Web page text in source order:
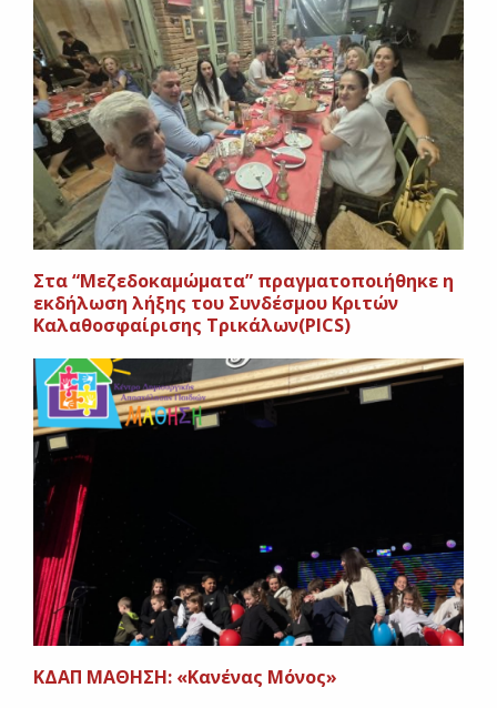
Στα “Μεζεδοκαμώματα” πραγματοποιήθηκε η
εκδήλωση λήξης του Συνδέσμου Κριτών
Καλαθοσφαίρισης Τρικάλων(PICS)
ΚΔΑΠ ΜΑΘΗΣΗ: «Κανένας Μόνος»